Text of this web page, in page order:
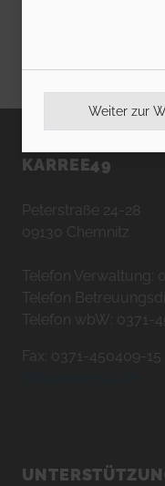
KARREE49
Peterstraße 24-28
09130 Chemnitz
Telefon Verwaltung:
Telefon
Telefon wbW: 0371-
Fax: 0371-450409-15
Weiter zur